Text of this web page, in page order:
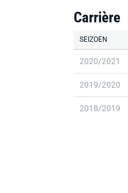
Carrière
SEIZOEN
2020/2021
2019/2020
2018/2019